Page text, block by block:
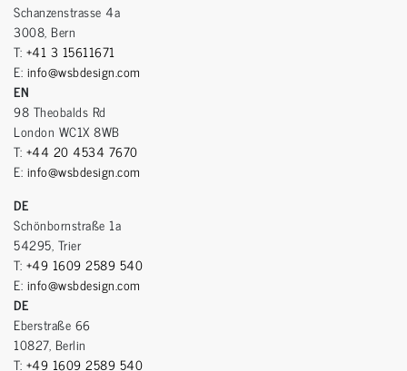
Schanzenstrasse 4a
3008, Bern
T: +41 3 15611671
E: info@wsbdesign.com
EN
98 Theobalds Rd
London WC1X 8WB
T: +44 20 4534 7670
E: info@wsbdesign.com
DE
Schönbornstraße 1a
54295, Trier
T: +49 1609 2589 540
E: info@wsbdesign.com
DE
Eberstraße 66
10827, Berlin
T: +49 1609 2589 540